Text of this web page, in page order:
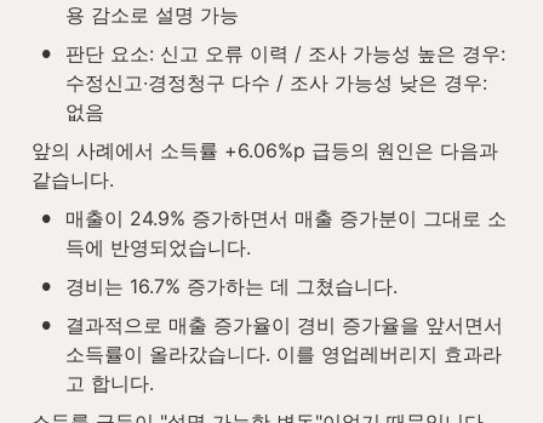
용 감소로 설명 가능
•
판단 요소: 신고 오류 이력 / 조사 가능성 높은 경우:
수정신고·경정청구 다수 / 조사 가능성 낮은 경우:
없음
앞의 사례에서 소득률 +6.06%p 급등의 원인은 다음과
같습니다.
•
매출이 24.9% 증가하면서 매출 증가분이 그대로 소
득에 반영되었습니다.
• 경비는 16.7% 증가하는 데 그쳤습니다.
•
결과적으로 매출 증가율이 경비 증가율을 앞서면서
소득률이 올라갔습니다. 이를 영업레버리지 효과라
고 합니다.